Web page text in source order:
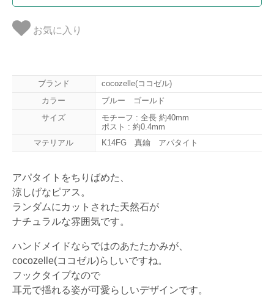
お気に入り
ブランド
cocozelle(ココゼル)
カラー
ブルー ゴールド
サイズ
モチーフ : 全長 約40mm
ポスト : 約0.4mm
マテリアル
K14FG 真鍮 アパタイト
アパタイトをちりばめた、
涼しげなピアス。
ランダムにカットされた天然石が
ナチュラルな雰囲気です。
ハンドメイドならではのあたたかみが、
cocozelle(ココゼル)らしいですね。
フックタイプなので
耳元で揺れる姿が可愛らしいデザインです。